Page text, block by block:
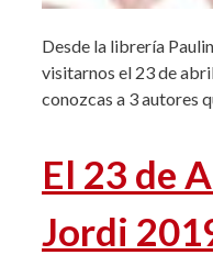
Desde la librería
visitarnos el 23 de
conozcas a 3 autores
El 23 de
Jordi